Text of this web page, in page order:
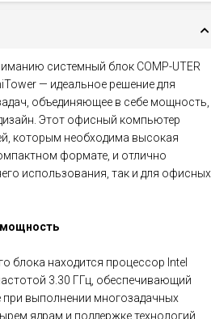
системный блок COMP-UTER
— идеальное решение для
объединяющее в себе мощность,
Этот офисный компьютер
которым необходима высокая
формате, и отлично
использования, так и для офисных
мощность
блока находится процессор Intel
3.30 ГГц, обеспечивающий
выполнении многозадачных
ядрам и поддержке технологий